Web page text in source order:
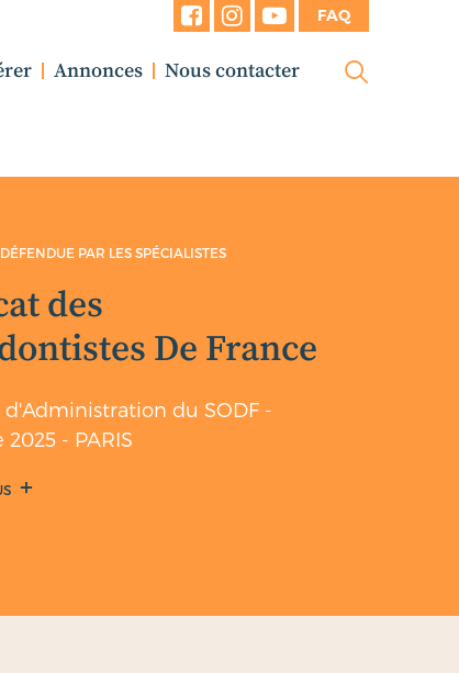
FAQ
Annonces Nous contacter
PAR LES SPÉCIALISTES
des
De France
d'Administration du SODF -
- PARIS